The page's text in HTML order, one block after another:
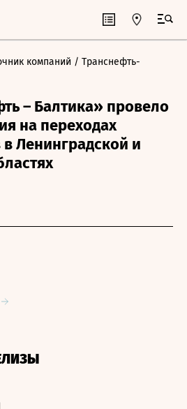
компаний / Транснефть-
– Балтика» провело
на переходах
Ленинградской и